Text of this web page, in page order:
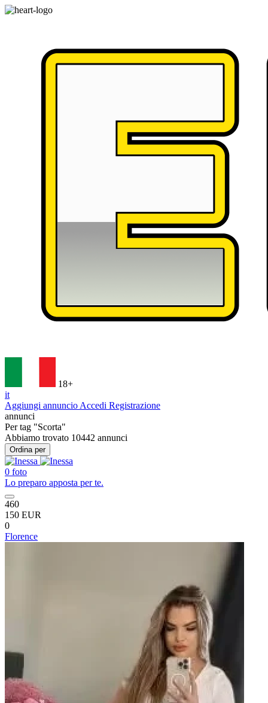
18+
it
Aggiungi annuncio Accedi Registrazione
annunci
Per tag "Scorta"
Abbiamo trovato 10442 annunci
Ordina per
0 foto
Lo preparo apposta per te.
460
150 EUR
0
Florence